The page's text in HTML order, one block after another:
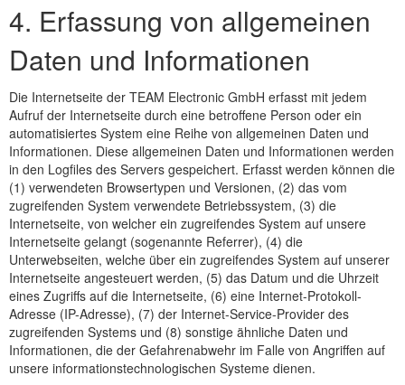
4. Erfassung von allgemeinen
Daten und Informationen
Die Internetseite der TEAM Electronic GmbH erfasst mit jedem
Aufruf der Internetseite durch eine betroffene Person oder ein
automatisiertes System eine Reihe von allgemeinen Daten und
Informationen. Diese allgemeinen Daten und Informationen werden
in den Logfiles des Servers gespeichert. Erfasst werden können die
(1) verwendeten Browsertypen und Versionen, (2) das vom
zugreifenden System verwendete Betriebssystem, (3) die
Internetseite, von welcher ein zugreifendes System auf unsere
Internetseite gelangt (sogenannte Referrer), (4) die
Unterwebseiten, welche über ein zugreifendes System auf unserer
Internetseite angesteuert werden, (5) das Datum und die Uhrzeit
eines Zugriffs auf die Internetseite, (6) eine Internet-Protokoll-
Adresse (IP-Adresse), (7) der Internet-Service-Provider des
zugreifenden Systems und (8) sonstige ähnliche Daten und
Informationen, die der Gefahrenabwehr im Falle von Angriffen auf
unsere informationstechnologischen Systeme dienen.